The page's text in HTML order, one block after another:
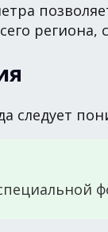
региона,
следует